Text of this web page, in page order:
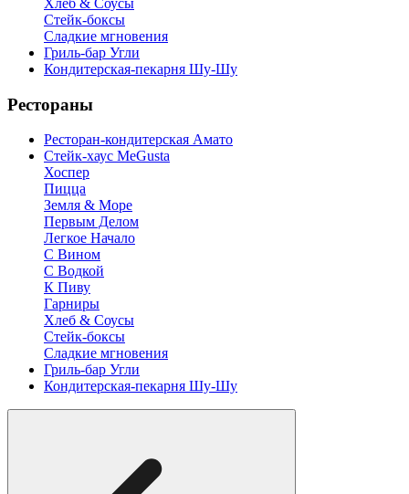
Хлеб & Соусы
Стейк-боксы
Сладкие мгновения
Гриль-бар Угли
Кондитерская-пекарня Шу-Шу
Рестораны
Ресторан-кондитерская Амато
Стейк-хаус MeGusta
Хоспер
Пицца
Земля & Море
Первым Делом
Легкое Начало
С Вином
С Водкой
К Пиву
Гарниры
Хлеб & Соусы
Стейк-боксы
Сладкие мгновения
Гриль-бар Угли
Кондитерская-пекарня Шу-Шу